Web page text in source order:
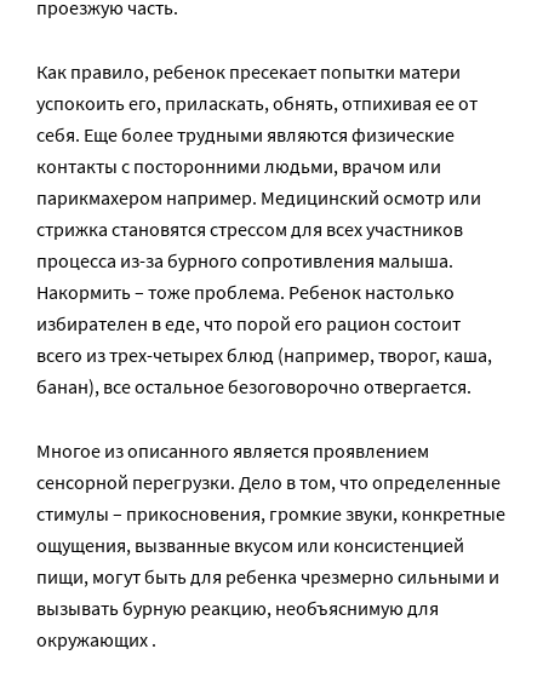
проезжую часть.
Как правило, ребенок пресекает попытки матери
успокоить его, приласкать, обнять, отпихивая ее от
себя. Еще более трудными являются физические
контакты с посторонними людьми, врачом или
парикмахером например. Медицинский осмотр или
стрижка становятся стрессом для всех участников
процесса из-за бурного сопротивления малыша.
Накормить – тоже проблема. Ребенок настолько
избирателен в еде, что порой его рацион состоит
всего из трех-четырех блюд (например, творог, каша,
банан), все остальное безоговорочно отвергается.
Многое из описанного является проявлением
сенсорной перегрузки. Дело в том, что определенные
стимулы – прикосновения, громкие звуки, конкретные
ощущения, вызванные вкусом или консистенцией
пищи, могут быть для ребенка чрезмерно сильными и
вызывать бурную реакцию, необъяснимую для
окружающих .